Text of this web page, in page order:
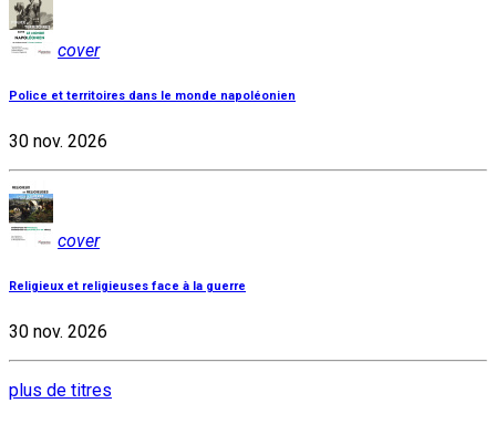
cover
Police et territoires dans le monde napoléonien
30 nov. 2026
cover
Religieux et religieuses face à la guerre
30 nov. 2026
plus de titres